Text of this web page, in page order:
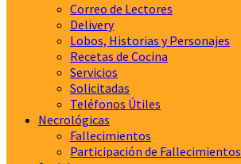
Correo de Lectores
Delivery
Lobos, Historias y Personajes
Recetas de Cocina
Servicios
Solicitadas
Teléfonos Útiles
Necrológicas
Fallecimientos
Participación de Fallecimientos